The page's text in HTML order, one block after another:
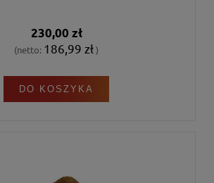
230,00 zł
(netto: 186,99 zł)
DO KOSZYKA